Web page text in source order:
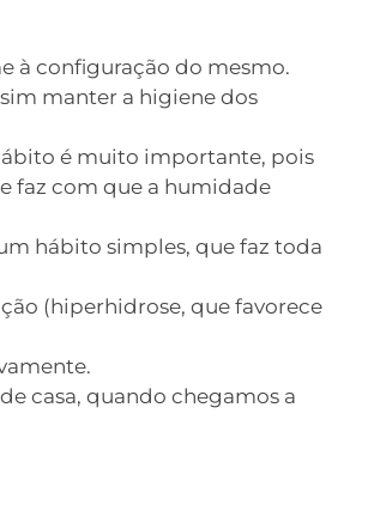
à configuração do mesmo.
manter a higiene dos
é muito importante, pois
faz com que a humidade
hábito simples, que faz toda
(hiperhidrose, que favorece
casa, quando chegamos a